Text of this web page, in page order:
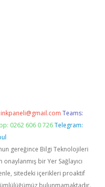
Teams:
0262 606 0 726 Telegram:
gereğince Bilgi Teknolojileri
bir Yer Sağlayıcı
sitedeki içerikleri proaktif
bulunmamaktadır.